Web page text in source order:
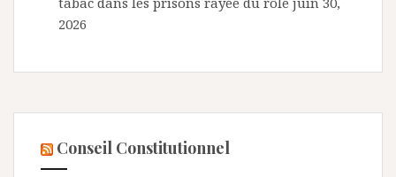
2026
Conseil Constitutionnel